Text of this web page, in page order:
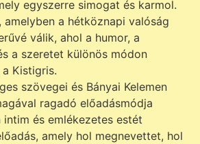
egyszerre simogat és karmol.
a hétköznapi valóság
válik, ahol a humor, a
a szeretet különös módon
Kistigris.
szövegei és Bányai Kelemen
ragadó előadásmódja
és emlékezetes estét
amely hol megnevettet, hol